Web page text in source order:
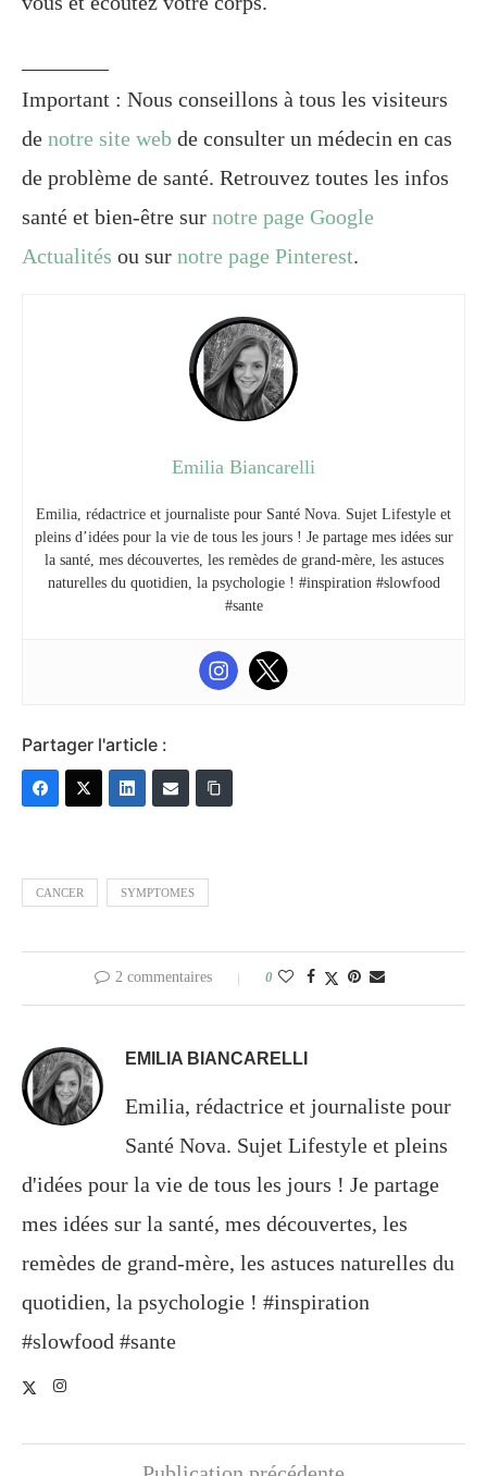
Important : Nous conseillons à tous les visiteurs
de notre site web de consulter un médecin en cas
de problème de santé. Retrouvez toutes les infos
santé et bien-être sur notre page Google
Actualités ou sur notre page Pinterest.
Emilia Biancarelli
Emilia, rédactrice et journaliste pour Santé Nova. Sujet Lifestyle et
pleins d’idées pour la vie de tous les jours ! Je partage mes idées sur
la santé, mes découvertes, les remèdes de grand-mère, les astuces
naturelles du quotidien, la psychologie ! #inspiration #slowfood
#sante
Partager l'article :
CANCER SYMPTOMES
2 commentaires 0
EMILIA BIANCARELLI
Emilia, rédactrice et journaliste pour
Santé Nova. Sujet Lifestyle et pleins
d'idées pour la vie de tous les jours ! Je partage
mes idées sur la santé, mes découvertes, les
remèdes de grand-mère, les astuces naturelles du
quotidien, la psychologie ! #inspiration
#slowfood #sante